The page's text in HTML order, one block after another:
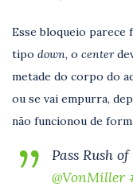
Esse bloqueio parece
tipo down, o center
metade do corpo do
ou se vai empurra,
não funcionou de
Pass Rush
@VonMiller